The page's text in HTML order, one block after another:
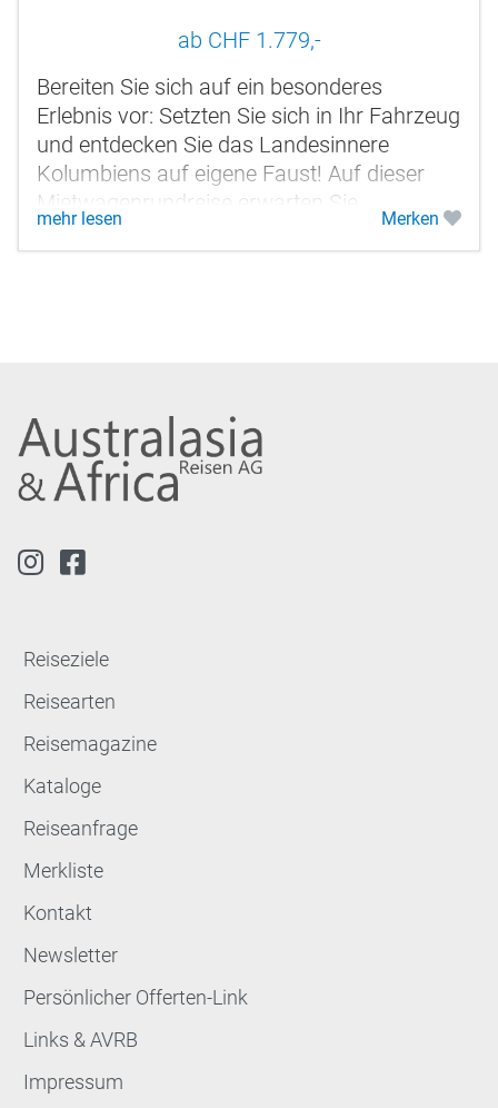
ab CHF 1.779,-
Bereiten Sie sich auf ein besonderes
Erlebnis vor: Setzten Sie sich in Ihr Fahrzeug
und entdecken Sie das Landesinnere
Kolumbiens auf eigene Faust! Auf dieser
Mietwagenrundreise erwarten Sie
verschiedene Klimazonen, koloniale
Städtchen,...
mehr lesen Merken
Reiseziele
Reisearten
Reisemagazine
Kataloge
Reiseanfrage
Merkliste
Kontakt
Newsletter
Persönlicher Offerten-Link
Links & AVRB
Impressum